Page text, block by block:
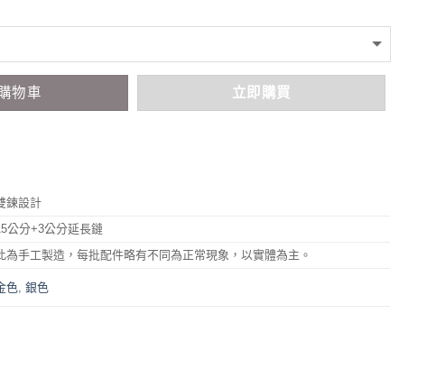
物車 立即購買
鍊設計
公分+3公分延長鏈
為手工製造，每批配件略有不同為正常現象，以實體為主。
色, 銀色